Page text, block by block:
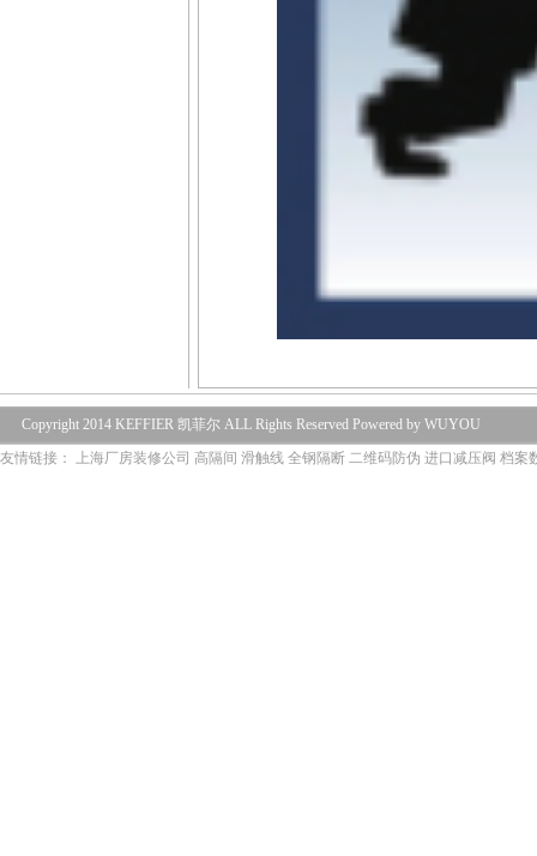
Copyright 2014 KEFFIER 凯菲尔 ALL Rights Reserved Powered by WUYOU
友情链接：
上海厂房装修公司 高隔间 滑触线 全钢隔断 二维码防伪 进口减压阀 档案